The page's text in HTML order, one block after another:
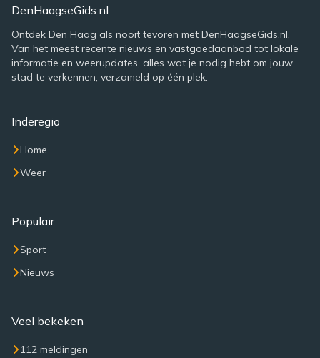
DenHaagseGids.nl
Ontdek Den Haag als nooit tevoren met DenHaagseGids.nl.
Van het meest recente nieuws en vastgoedaanbod tot lokale
informatie en weerupdates, alles wat je nodig hebt om jouw
stad te verkennen, verzameld op één plek.
Inderegio
Home
Weer
Populair
Sport
Nieuws
Veel bekeken
112 meldingen